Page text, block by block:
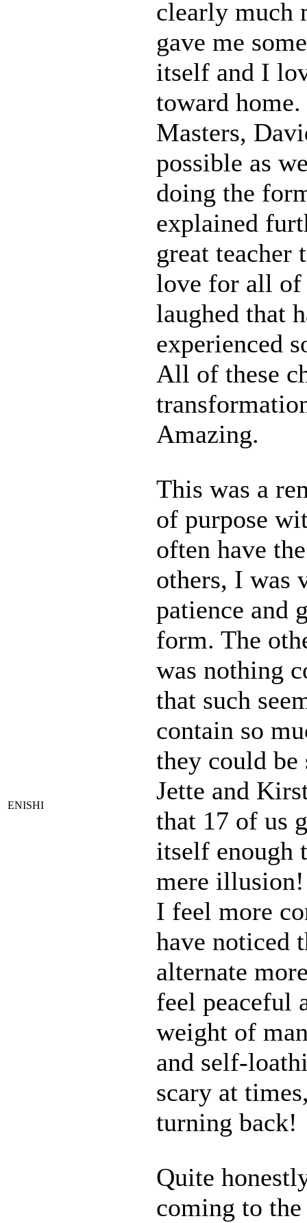
clearly much
gave me
itself and I
toward
Masters,
possible as
doing the
explained
great teacher
love for all of
laughed that
experienced
All of these
Amazing.
ENISHI
This was a
of purpose
often have
others, I was
patience and
form. The
was nothing
that such
contain so
they could
Jette and
that 17 of us
itself enough
mere
I feel more
have noticed
alternate
feel peaceful
weight of
and self-
scary at
turning back!
Quite
coming to